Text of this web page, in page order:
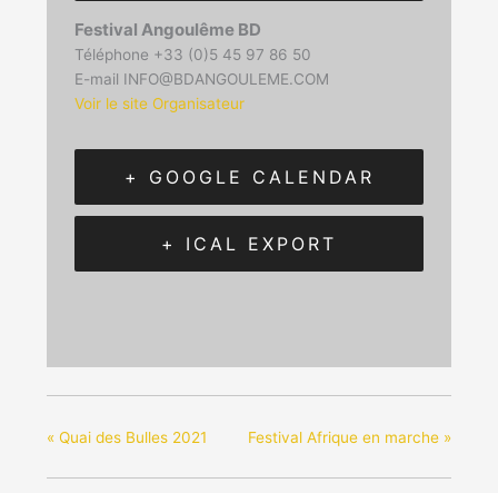
Festival Angoulême BD
Téléphone +33 (0)5 45 97 86 50
E-mail INFO@BDANGOULEME.COM
Voir le site Organisateur
+ GOOGLE CALENDAR
+ ICAL EXPORT
« Quai des Bulles 2021 Festival Afrique en marche »